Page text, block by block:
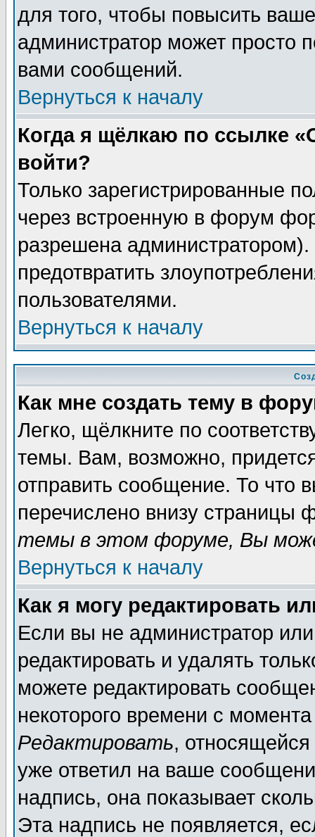
для того, чтобы повысить
администратор может просто
вами сообщений.
Вернуться к началу
Когда я щёлкаю по ссылке
войти?
Только зарегистрированные
через встроенную в форум
разрешена
предотвратить
пользователями.
Вернуться к началу
Как мне создать тему в
Легко, щёлкните по
темы. Вам, возможно,
отправить сообщение. То что
перечислено внизу страницы
темы в этом форуме, Вы
Вернуться к началу
Как я могу редактировать
Если вы не администратор
редактировать и удалять
можете редактировать
некоторого времени с
Редактировать,
уже ответил на ваше
надпись, она показывает
Эта надпись не появляется,